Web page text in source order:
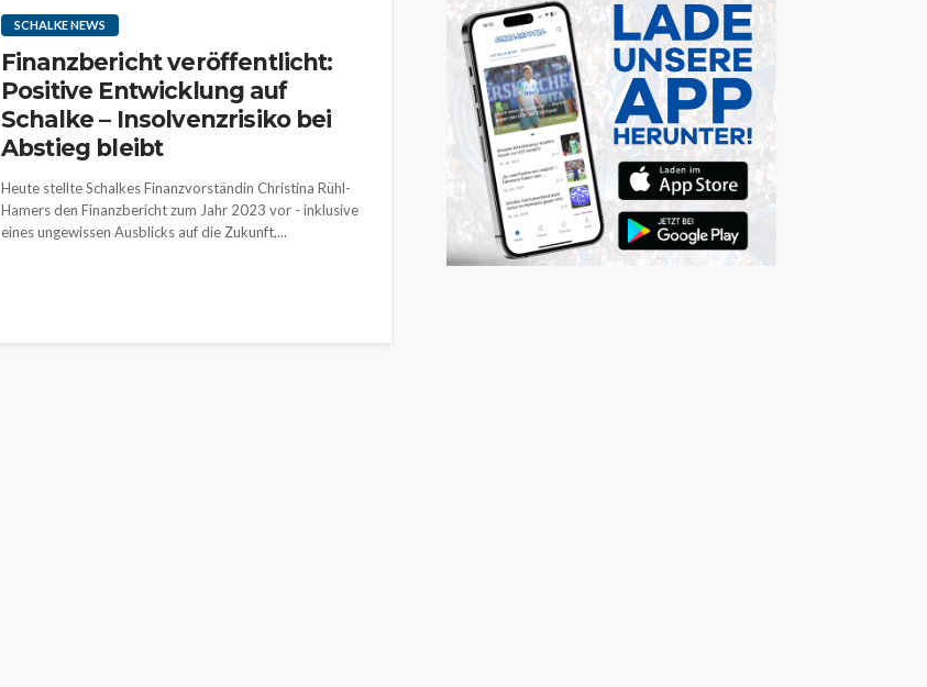
SCHALKE NEWS
Finanzbericht veröffentlicht:
Positive Entwicklung auf
Schalke – Insolvenzrisiko bei
Abstieg bleibt
Heute stellte Schalkes Finanzvorständin Christina Rühl-
Hamers den Finanzbericht zum Jahr 2023 vor - inklusive
eines ungewissen Ausblicks auf die Zukunft,...